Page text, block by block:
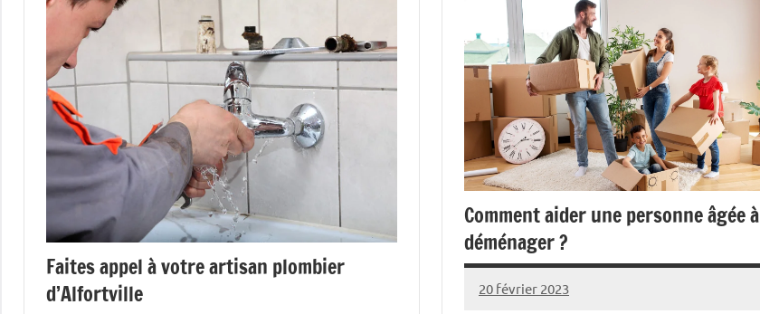
Faites appel à votre artisan plombier
d’Alfortville
Comment aider une personne âgée à
déménager ?
20 février 2023
Rakia
Aucun